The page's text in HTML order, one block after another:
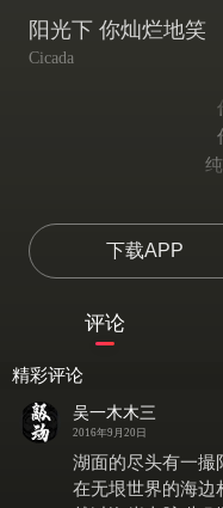
阳光下 你灿烂地笑
Cicada
下载APP
评论
精彩评论
吴一木木三
2016年9月20日
湖面的尽头有一撮
在无垠世界的海边